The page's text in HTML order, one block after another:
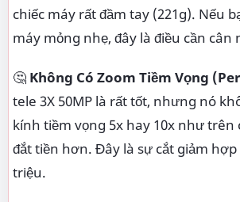
chiếc máy rất đầm tay (221g). Nếu
máy mỏng nhẹ, đây là điều cần cân
🤔 Không Có Zoom Tiềm Vọng
tele 3X 50MP là rất tốt, nhưng nó
kính tiềm vọng 5x hay 10x như trên
đắt tiền hơn. Đây là sự cắt giảm hợp
triệu.